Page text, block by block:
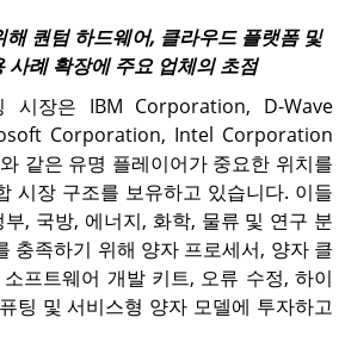
퀀텀 하드웨어, 클라우드 플랫폼 및
사례 확장에 주요 업체의 초점
시장은 IBM Corporation, D-Wave
Corporation, Intel Corporation
같은 유명 플레이어가 중요한 위치를
시장 구조를 보유하고 있습니다. 이들
부, 국방, 에너지, 화학, 물류 및 연구 분
충족하기 위해 양자 프로세서, 양자 클
프트웨어 개발 키트, 오류 수정, 하이
팅 및 서비스형 양자 모델에 투자하고